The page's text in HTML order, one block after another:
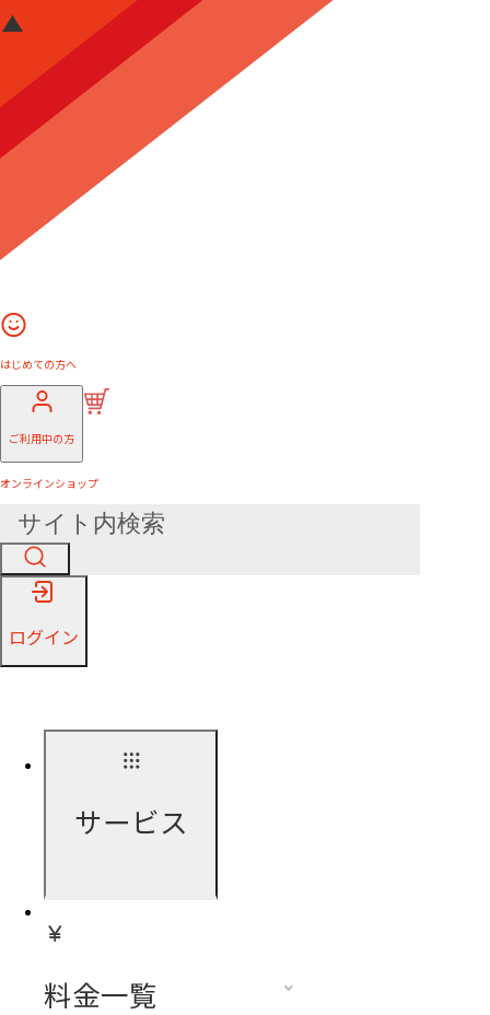
はじめての方へ
ご利用中の方
オンラインショップ
ログイン
サービス
料金一覧